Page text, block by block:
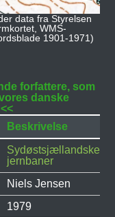
data fra Styrelsen
WMS-
1901-1971)
forfattere, som
danske
Beskrivelse
Sydøstsjællandske
jernbaner
Niels Jensen
1979